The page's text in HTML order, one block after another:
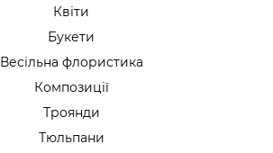
Квіти
Букети
Весільна флористика
Композиції
Троянди
Тюльпани